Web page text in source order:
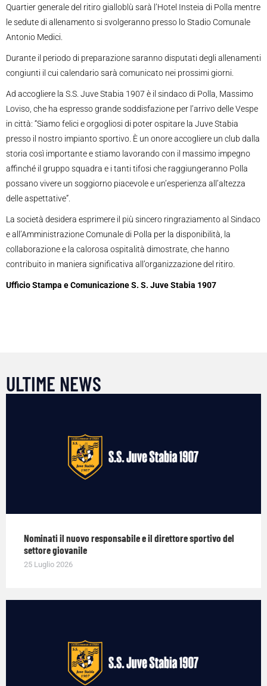
Quartier generale del ritiro gialloblù sarà l’Hotel Insteia di Polla mentre
le sedute di allenamento si svolgeranno presso lo Stadio Comunale
Antonio Medici.
Durante il periodo di preparazione saranno disputati degli allenamenti
congiunti il cui calendario sarà comunicato nei prossimi giorni.
Ad accogliere la S.S. Juve Stabia 1907 è il sindaco di Polla, Massimo
Loviso, che ha espresso grande soddisfazione per l’arrivo delle Vespe
in città: “Siamo felici e orgogliosi di poter ospitare la Juve Stabia
presso il nostro impianto sportivo. È un onore accogliere un club dalla
storia così importante e stiamo lavorando con il massimo impegno
affinché il gruppo squadra e i tanti tifosi che raggiungeranno Polla
possano vivere un soggiorno piacevole e un’esperienza all’altezza
delle aspettative”.
La società desidera esprimere il più sincero ringraziamento al Sindaco
e all’Amministrazione Comunale di Polla per la disponibilità, la
collaborazione e la calorosa ospitalità dimostrate, che hanno
contribuito in maniera significativa all’organizzazione del ritiro.
Ufficio Stampa e Comunicazione S. S. Juve Stabia 1907
ULTIME NEWS
Nominati il nuovo responsabile e il direttore sportivo del
settore giovanile
25 Luglio 2026